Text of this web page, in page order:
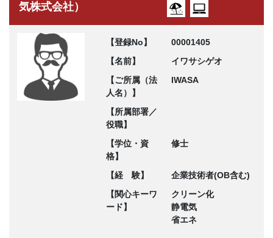
気株式会社）
【登録No】
00001405
【名前】
イワサシゲオ
【ご所属（法
人名）】
IWASA
【所属部署／
役職】
【学位・資
格】
修士
【経 験】
企業技術者(OB含む)
【関心キーワ
ード】
クリーン化
静電気
省エネ